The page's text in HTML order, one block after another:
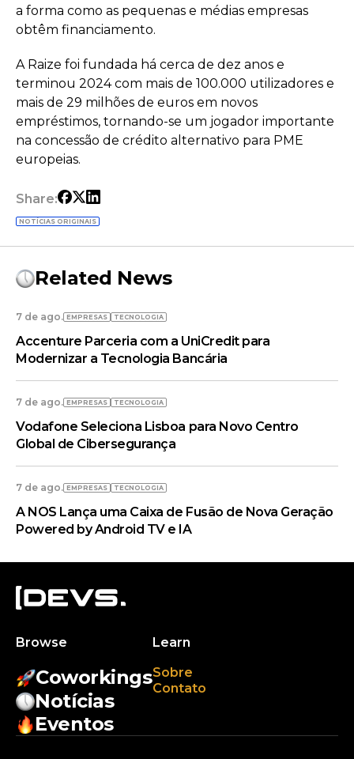
a forma como as pequenas e médias empresas
obtêm financiamento.
A Raize foi fundada há cerca de dez anos e
terminou 2024 com mais de 100.000 utilizadores e
mais de 29 milhões de euros em novos
empréstimos, tornando-se um jogador importante
na concessão de crédito alternativo para PME
europeias.
Share:
NOTÍCIAS ORIGINAIS
Related News
7 de ago. EMPRESAS TECNOLOGIA
Accenture Parceria com a UniCredit para
Modernizar a Tecnologia Bancária
7 de ago. EMPRESAS TECNOLOGIA
Vodafone Seleciona Lisboa para Novo Centro
Global de Cibersegurança
7 de ago. EMPRESAS TECNOLOGIA
A NOS Lança uma Caixa de Fusão de Nova Geração
Powered by Android TV e IA
Browse
Coworkings
Notícias
Eventos
Learn
Sobre
Contato